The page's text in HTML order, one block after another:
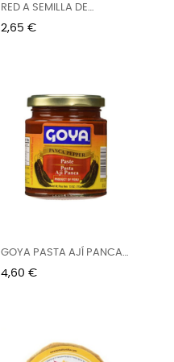
RED A SEMILLA DE
SÉSAMO...
Precio
2,65 €
GOYA PASTA AJÍ PANCA
213G
Precio
4,60 €